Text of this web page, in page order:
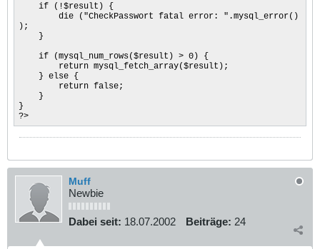
if (!$result) {
die ("CheckPasswort fatal error: ".mysql_error()
);
}
if (mysql_num_rows($result) > 0) {
return mysql_fetch_array($result);
} else {
return false;
}
}
?>
Muff
Newbie
Dabei seit: 18.07.2002 Beiträge: 24